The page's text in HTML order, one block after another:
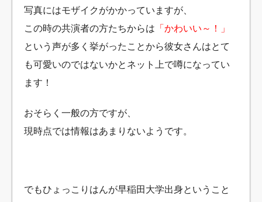
写真にはモザイクがかかっていますが、
この時の共演者の方たちからは 「かわいい～！」
という声が多く挙がったことから彼女さんはとて
も可愛いのではないかとネット上で噂になってい
ます！
おそらく一般の方ですが、
現時点では情報はあまりないようです。
でもひょっこりはんが早稲田大学出身ということ